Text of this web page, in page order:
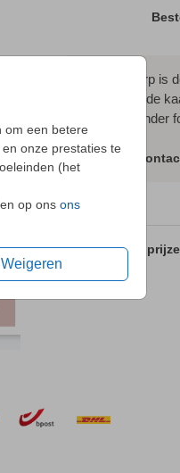
om een betere
onze prestaties te
(het
op ons ons
Weigeren
- Dit ontwerp is
- Bijpassende
- Met of zonder
Formaten en